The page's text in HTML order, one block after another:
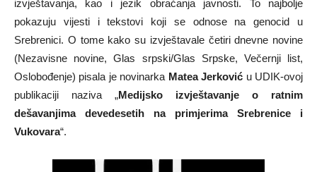
izvještavanja, kao i jezik obraćanja javnosti. To najbolje
pokazuju vijesti i tekstovi koji se odnose na genocid u
Srebrenici. O tome kako su izvještavale četiri dnevne novine
(Nezavisne novine, Glas srpski/Glas Srpske, Večernji list,
Oslobođenje) pisala je novinarka Matea Jerković u UDIK-ovoj
publikaciji naziva „Medijsko izvještavanje o ratnim
dešavanjima devedesetih na primjerima Srebrenice i
Vukovara“.